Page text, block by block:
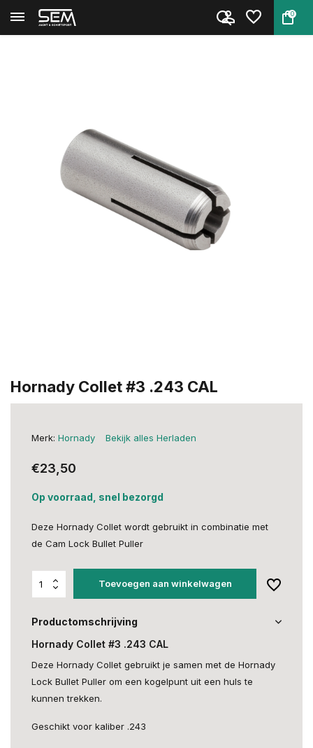
0
Terug Home Hornady Collet #3 .243 CAL
Hornady Collet #3 .243 CAL
Merk: Hornady Bekijk alles Herladen
€23,50
Op voorraad, snel bezorgd
Deze Hornady Collet wordt gebruikt in combinatie met
de Cam Lock Bullet Puller
Toevoegen aan winkelwagen
Productomschrijving
Hornady Collet #3 .243 CAL
Deze Hornady Collet gebruikt je samen met de Hornady
Lock Bullet Puller om een kogelpunt uit een huls te
kunnen trekken.
Geschikt voor kaliber .243